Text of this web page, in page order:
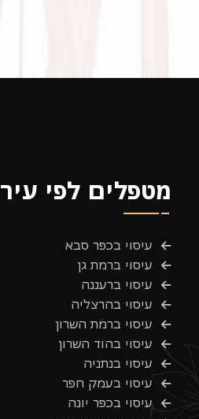
מטפלים לפי עיר
עיסוי בכפר סבא
עיסוי ברמת גן
עיסוי ברעננה
עיסוי בהרצליה
עיסוי ברמת השרון
עיסוי בהוד השרון
עיסוי בנתניה
עיסוי בעמק חפר
עיסוי בכפר יונה